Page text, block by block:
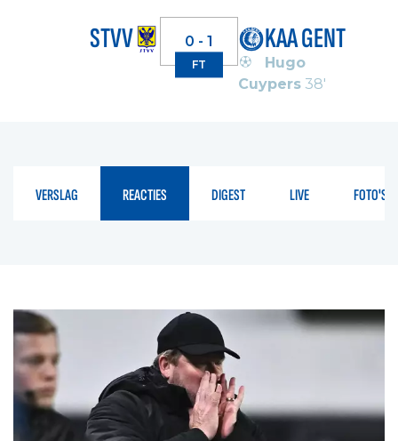
STVV 0 - 1
FT
KAA GENT
Hugo
Cuypers 38'
VERSLAG REACTIES DIGEST LIVE FOTO'S